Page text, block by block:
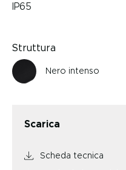
IP65
Struttura
Nero intenso
Scarica
Scheda tecnica